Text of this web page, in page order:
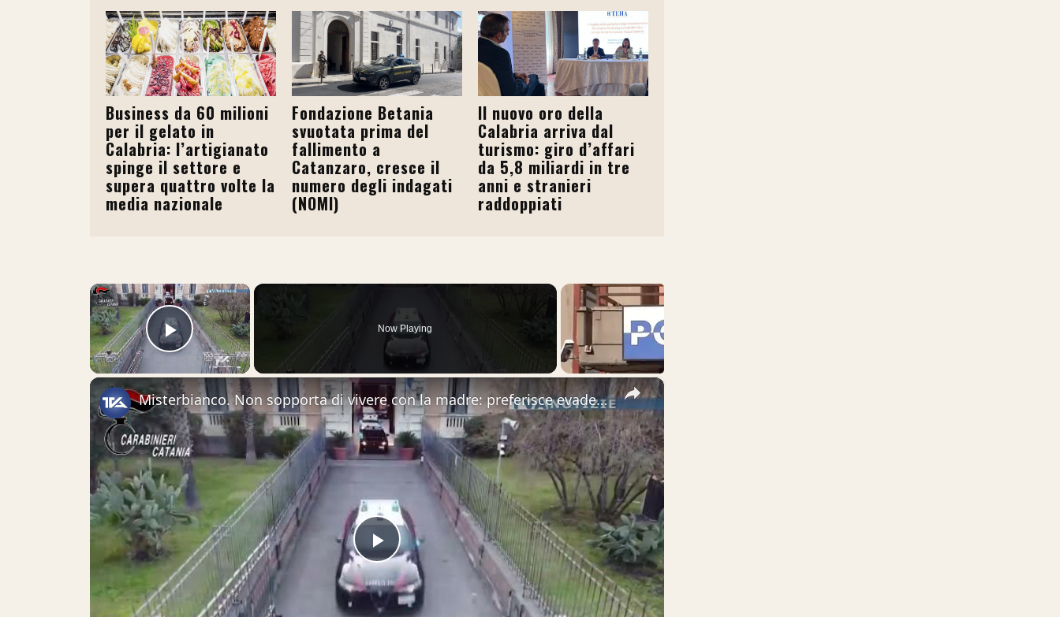
Business da 60 milioni
per il gelato in
Calabria: l’artigianato
spinge il settore e
supera quattro volte la
media nazionale
Fondazione Betania
svuotata prima del
fallimento a
Catanzaro, cresce il
numero degli indagati
(NOMI)
Il nuovo oro della
Calabria arriva dal
turismo: giro d’affari
da 5,8 miliardi in tre
anni e stranieri
raddoppiati
×
Play Video
Now Playing
×
Play
Video
Misterbianco. Non sopporta di vivere con la madre: preferisce evadere dagli arresti domiciliari e pr